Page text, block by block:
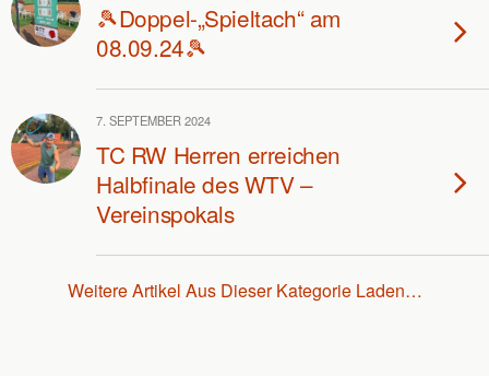
🎾Doppel-„Spieltach“ am
08.09.24🎾
7. SEPTEMBER 2024
TC RW Herren erreichen
Halbfinale des WTV –
Vereinspokals
Weitere Artikel Aus Dieser Kategorie Laden…